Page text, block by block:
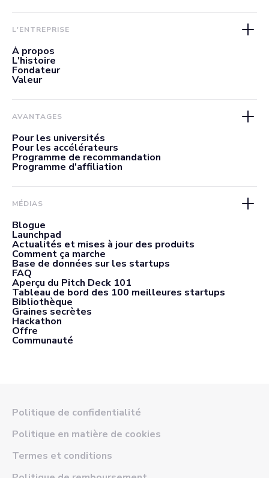
L'ENTREPRISE
À propos
L'histoire
Fondateur
Valeur
AVANTAGES
Pour les universités
Pour les accélérateurs
Programme de recommandation
Programme d'affiliation
MÉDIAS
Blogue
Launchpad
Actualités et mises à jour des produits
Comment ça marche
Base de données sur les startups
FAQ
Aperçu du Pitch Deck 101
Tableau de bord des 100 meilleures startups
Bibliothèque
Graines secrètes
Hackathon
Offre
Communauté
Politique de confidentialité
Politique en matière de cookies
Termes et conditions